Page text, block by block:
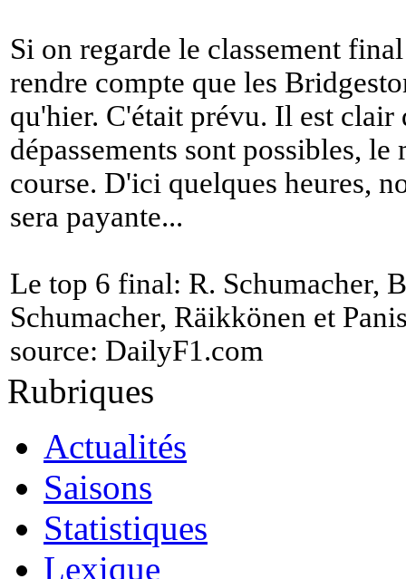
Si on regarde le classement
rendre compte que les
qu'hier. C'était prévu. Il est
dépassements sont possibles,
course. D'ici quelques heures,
sera payante...
Le top 6 final: R. Schumacher,
Schumacher, Räikkönen et
source: DailyF1.com
Rubriques
Actualités
Saisons
Statistiques
Lexique